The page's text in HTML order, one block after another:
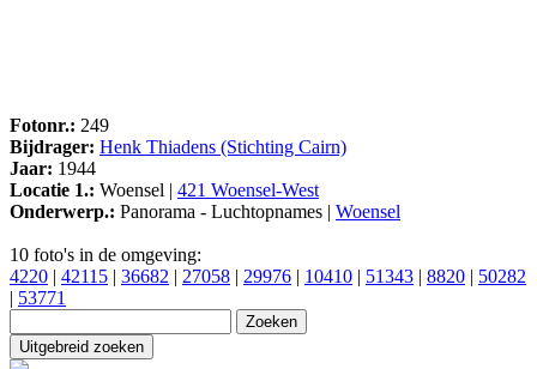
Fotonr.: 249
Bijdrager: Henk Thiadens (Stichting Cairn)
Jaar: 1944
Locatie 1.: Woensel | 421 Woensel-West
Onderwerp.: Panorama - Luchtopnames | Woensel
10 foto's in de omgeving:
4220 | 42115 | 36682 | 27058 | 29976 | 10410 | 51343 | 8820 | 50282
| 53771